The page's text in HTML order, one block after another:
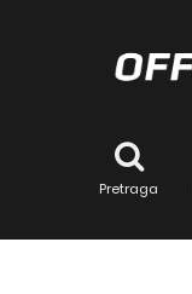
Pretraga